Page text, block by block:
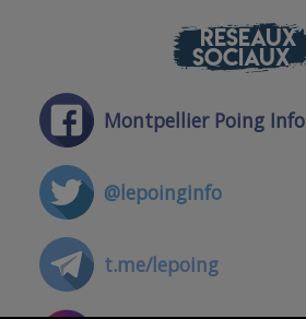
RÉSEAUX
SOCIAUX
Montpellier Poing Info
@lepoinginfo
t.me/lepoing